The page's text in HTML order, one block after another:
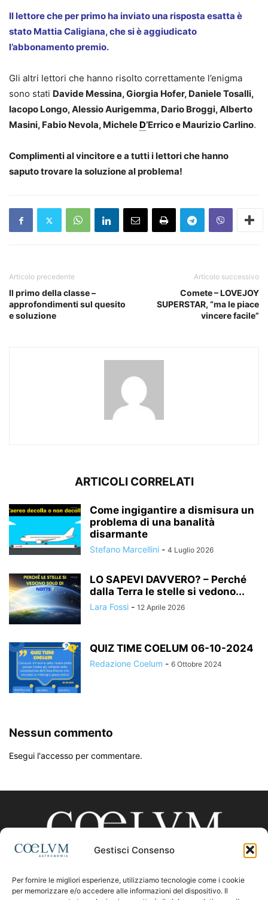
Gestisci Consenso
Per fornire le migliori esperienze, utilizziamo tecnologie come i cookie
per memorizzare e/o accedere alle informazioni del dispositivo. Il
Il lettore che per primo ha inviato una risposta esatta è
stato Mattia Caligiana, che si è aggiudicato
l’abbonamento premio.
Gli altri lettori che hanno risolto correttamente l’enigma
sono stati Davide Messina, Giorgia Hofer, Daniele Tosalli,
Iacopo Longo, Alessio Aurigemma, Dario Broggi, Alberto
Masini, Fabio Nevola, Michele D’Errico e Maurizio Carlino.
Complimenti al vincitore e a tutti i lettori che hanno
saputo trovare la soluzione al problema!
Articolo precedente
Il primo della classe –
approfondimenti sul quesito
e soluzione
Articolo successivo
Comete – LOVEJOY
SUPERSTAR, “ma le piace
vincere facile”
ARTICOLI CORRELATI
Come ingigantire a dismisura un
problema di una banalità
disarmante
Stefano Marcellini - 4 Luglio 2026
LO SAPEVI DAVVERO? – Perché
dalla Terra le stelle si vedono...
Lara Fossi - 12 Aprile 2026
QUIZ TIME COELUM 06-10-2024
Redazione Coelum - 6 Ottobre 2024
Nessun commento
Esegui l'accesso per commentare.
CHI SIAMO